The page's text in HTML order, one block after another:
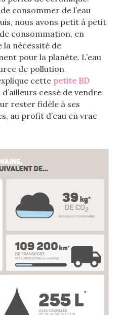
consommer de l’eau
nous avons petit à petit
consommation, en
la nécessité de
pour la planète. L’eau
de pollution
cette petite BD
cessé de vendre
rester fidèle à ses
au profit d’eau en vrac